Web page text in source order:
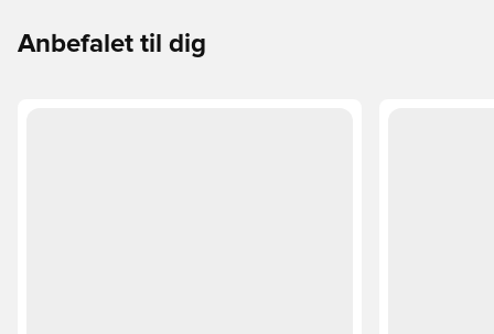
Anbefalet til dig